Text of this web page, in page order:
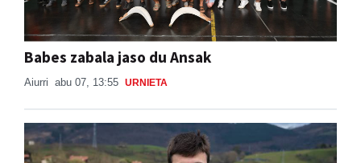
Babes zabala jaso du Ansak
Aiurri abu 07, 13:55 URNIETA